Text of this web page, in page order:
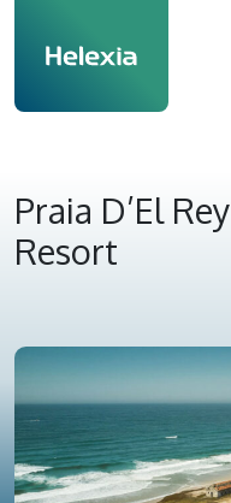
Praia D’El Rey
Resort